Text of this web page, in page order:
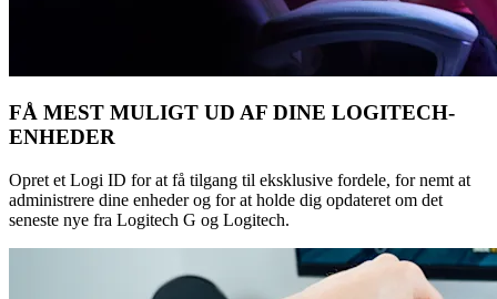
FÅ MEST MULIGT UD AF DINE LOGITECH-
ENHEDER
Opret et Logi ID for at få tilgang til eksklusive fordele, for nemt at
administrere dine enheder og for at holde dig opdateret om det
seneste nye fra Logitech G og Logitech.